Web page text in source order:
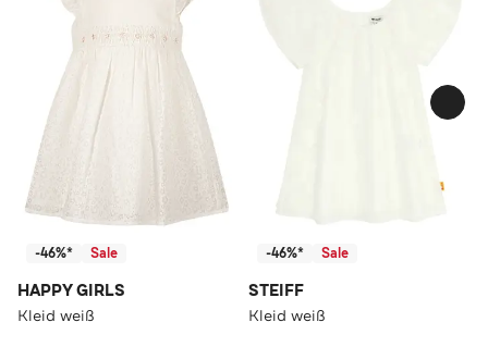
-46%* Sale
HAPPY GIRLS
Kleid weiß
-46%* Sale
STEIFF
Kleid weiß